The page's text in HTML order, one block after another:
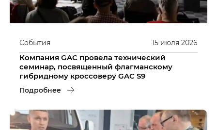
15 июля 2026
События
Компания GAC провела технический
семинар, посвященный флагманскому
гибридному кроссоверу GAC S9
Подробнее